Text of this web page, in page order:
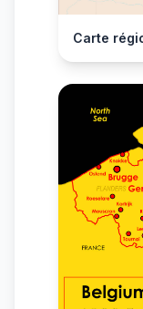
Carte